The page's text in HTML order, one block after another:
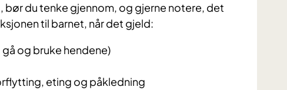
bør du tenke gjennom, og gjerne notere, det
til barnet, når det gjeld:
og bruke hendene)
eting og påkledning